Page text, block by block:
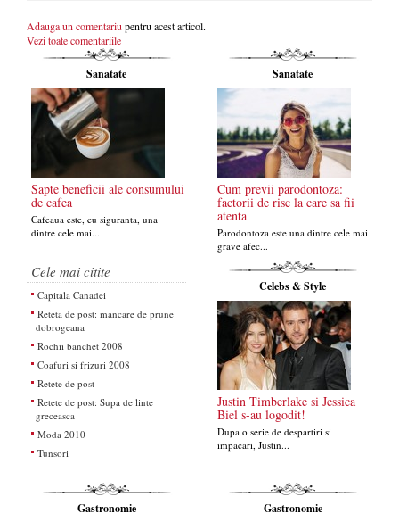
Adauga un comentariupentru acest articol.
Vezi toate comentariile
Sanatate
Sapte beneficii ale consumului
de cafea
Cafeaua este, cu siguranta, una
dintre cele mai...
Sanatate
Cum previi parodontoza:
factorii de risc la care sa fii
atenta
Parodontoza este una dintre cele mai
grave afec...
Cele mai citite
Capitala Canadei
Reteta de post: mancare de prune
dobrogeana
Rochii banchet 2008
Coafuri si frizuri 2008
Retete de post
Retete de post: Supa de linte
greceasca
Moda 2010
Tunsori
Celebs & Style
Justin Timberlake si Jessica
Biel s-au logodit!
Dupa o serie de despartiri si
impacari, Justin...
Gastronomie Gastronomie